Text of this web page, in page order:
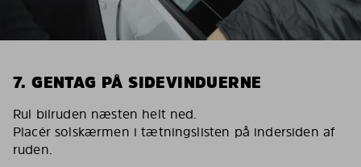
7. GENTAG PÅ SIDEVINDUERNE
Rul bilruden næsten helt ned.
Placér solskærmen i tætningslisten på indersiden af
ruden.